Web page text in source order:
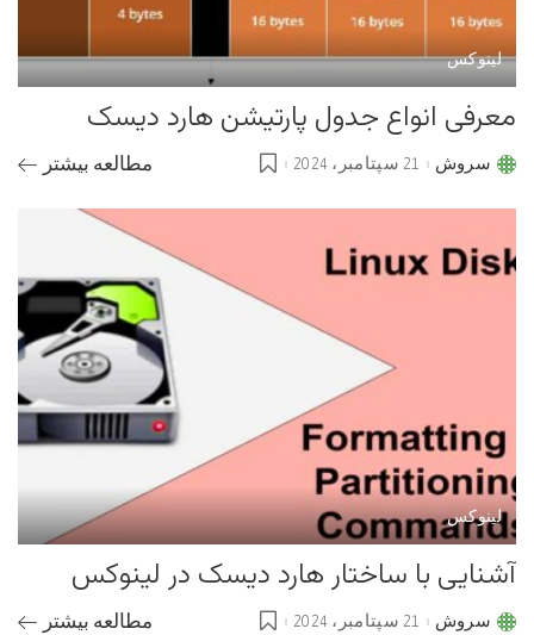
لینوکس
معرفی انواع جدول پارتیشن هارد دیسک
Postedسروش 21 سپتامبر، 2024 مطالعه بیشتر
لینوکس
آشنایی با ساختار هارد دیسک در لینوکس
Postedسروش 21 سپتامبر، 2024 مطالعه بیشتر